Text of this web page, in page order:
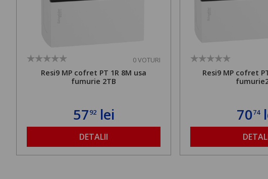
0 VOTURI
Resi9 MP cofret PT 1R 8M usa
fumurie 2TB
5792lei
DETALII
Resi9 MP cofret
7074